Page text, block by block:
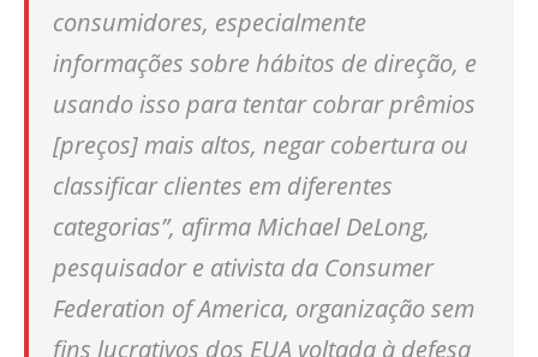
consumidores, especialmente
informações sobre hábitos de direção, e
usando isso para tentar cobrar prêmios
[preços] mais altos, negar cobertura ou
classificar clientes em diferentes
categorias”, afirma Michael DeLong,
pesquisador e ativista da Consumer
Federation of America, organização sem
fins lucrativos dos EUA voltada à defesa